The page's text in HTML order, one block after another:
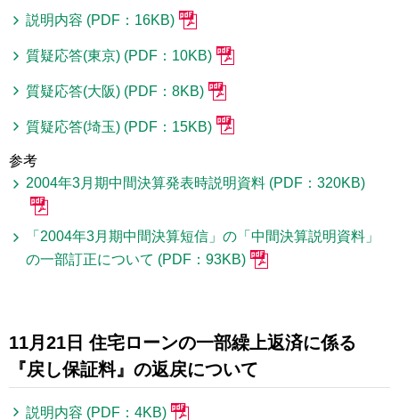
説明内容 (PDF：16KB)
質疑応答(東京) (PDF：10KB)
質疑応答(大阪) (PDF：8KB)
質疑応答(埼玉) (PDF：15KB)
参考
2004年3月期中間決算発表時説明資料 (PDF：320KB)
「2004年3月期中間決算短信」の「中間決算説明資料」
の一部訂正について (PDF：93KB)
11月21日 住宅ローンの一部繰上返済に係る
『戻し保証料』の返戻について
説明内容 (PDF：4KB)